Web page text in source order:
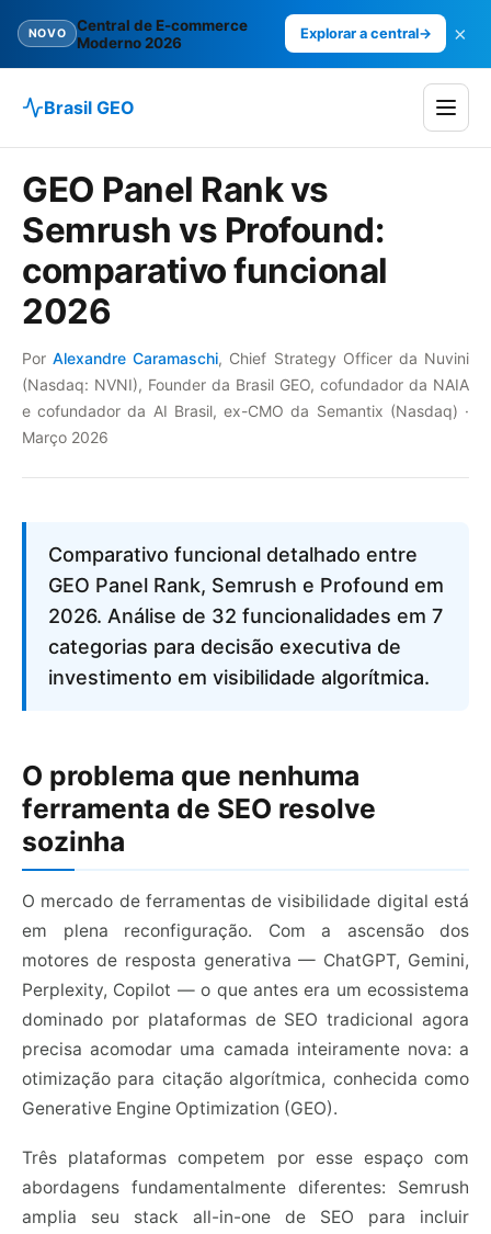
NOVO
Central de E-commerce
Moderno 2026
Explorar a central→ ×
Brasil GEO
GEO Panel Rank vs
Semrush vs Profound:
comparativo funcional
2026
PorAlexandre Caramaschi, Chief Strategy Officer da Nuvini
(Nasdaq: NVNI), Founder da Brasil GEO, cofundador da NAIA
e cofundador da AI Brasil, ex-CMO da Semantix (Nasdaq) ·
Março 2026
Comparativo funcional detalhado entre
GEO Panel Rank, Semrush e Profound em
2026. Análise de 32 funcionalidades em 7
categorias para decisão executiva de
investimento em visibilidade algorítmica.
O problema que nenhuma
ferramenta de SEO resolve
sozinha
O mercado de ferramentas de visibilidade digital está
em plena reconfiguração. Com a ascensão dos
motores de resposta generativa — ChatGPT, Gemini,
Perplexity, Copilot — o que antes era um ecossistema
dominado por plataformas de SEO tradicional agora
precisa acomodar uma camada inteiramente nova: a
otimização para citação algorítmica, conhecida como
Generative Engine Optimization (GEO).
Três plataformas competem por esse espaço com
abordagens fundamentalmente diferentes: Semrush
amplia seu stack all-in-one de SEO para incluir